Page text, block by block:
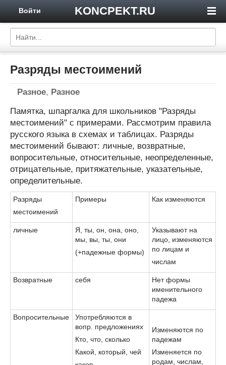
KONCPEKT.RU
Войти
Разряды местоимений
Разное, Разное
Памятка, шпаргалка для школьников "Разряды
местоимений" с примерами. Рассмотрим правила
русского языка в схемах и таблицах. Разряды
местоимений бывают: личные, возвратные,
вопросительные, относительные, неопределенные,
отрицательные, притяжательные, указательные,
определительные.
Разряды
местоимений
Примеры Как изменяются
личные
Я, ты, он, она, оно,
мы, вы, ты, они
(+падежные формы)
Указывают на
лицо, изменяются
по лицам и
числам
Возвратные себя
Нет формы
именительного
падежа
Вопросительные
Употребляются в
вопр. предложениях
Кто, что, сколько
Какой, который, чей
Изменяются по
падежам
Изменяется по
родам, числам,